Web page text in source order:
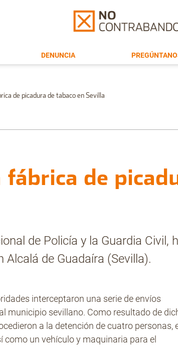
DENUNCIA
de picadura de tabaco en Sevilla
fábrica de
de Policía y la Guardia
de Guadaíra (Sevilla).
interceptaron una serie de envíos
municipio sevillano. Como resultado de
a la detención de cuatro personas,
como un vehículo y maquinaria para el